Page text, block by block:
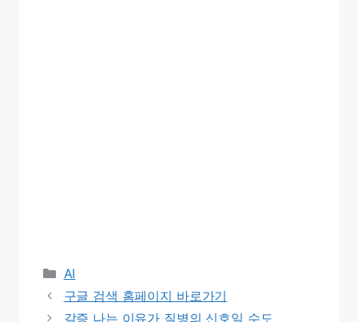
Categories
AI
구글 검색 홈페이지 바로가기
갈증 나는 이유가 질병의 신호일 수도